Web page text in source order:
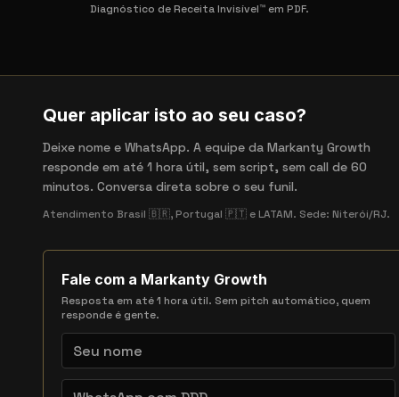
Diagnóstico de Receita Invisível™ em PDF.
Quer aplicar isto ao seu caso?
Deixe nome e WhatsApp. A equipe da Markanty Growth
responde em até 1 hora útil, sem script, sem call de 60
minutos. Conversa direta sobre o seu funil.
Atendimento Brasil 🇧🇷, Portugal 🇵🇹 e LATAM. Sede: Niterói/RJ.
Fale com a Markanty Growth
Resposta em até 1 hora útil. Sem pitch automático, quem
responde é gente.